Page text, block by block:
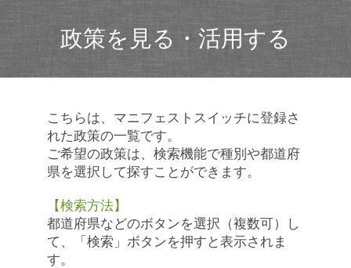
政策を見る・活用する
こちらは、マニフェストスイッチに登録さ
れた政策の一覧です。
ご希望の政策は、検索機能で種別や都道府
県を選択して探すことができます。
【検索方法】
都道府県などのボタンを選択（複数可）し
て、「検索」ボタンを押すと表示されま
す。